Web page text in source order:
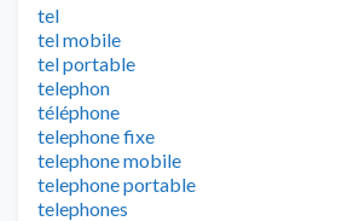
tel
tel mobile
tel portable
telephon
téléphone
telephone fixe
telephone mobile
telephone portable
telephones